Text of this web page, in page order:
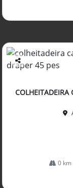
Co
arti
lhe
0 km